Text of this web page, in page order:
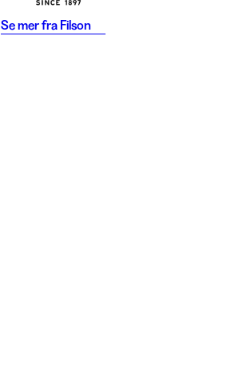
Se mer fra Filson